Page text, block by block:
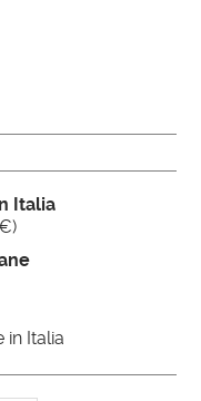
Italia
in Italia